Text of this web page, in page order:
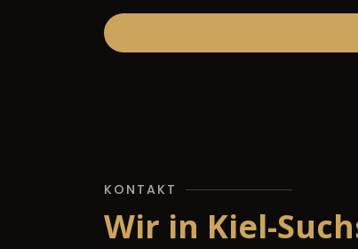
KONTAKT
Wir in Kiel-